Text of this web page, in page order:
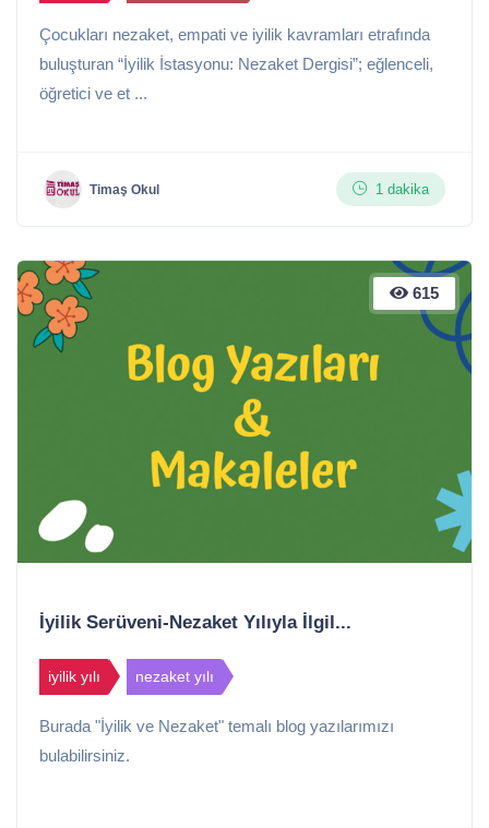
Çocukları nezaket, empati ve iyilik kavramları etrafında
buluşturan “İyilik İstasyonu: Nezaket Dergisi”; eğlenceli,
öğretici ve et ...
Timaş Okul 1 dakika
615
İyilik Serüveni-Nezaket Yılıyla İlgil...
iyilik yılı nezaket yılı
Burada "İyilik ve Nezaket" temalı blog yazılarımızı
bulabilirsiniz.